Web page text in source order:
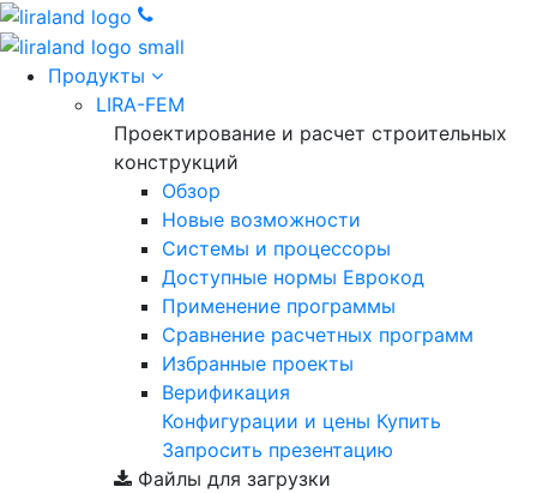
Продукты
LIRA-FEM
Проектирование и расчет строительных
конструкций
Обзор
Новые возможности
Cистемы и процессоры
Доступные нормы Еврокод
Применение программы
Сравнение расчетных программ
Избранные проекты
Верификация
Конфигурации и цены Купить
Запросить презентацию
Файлы для загрузки